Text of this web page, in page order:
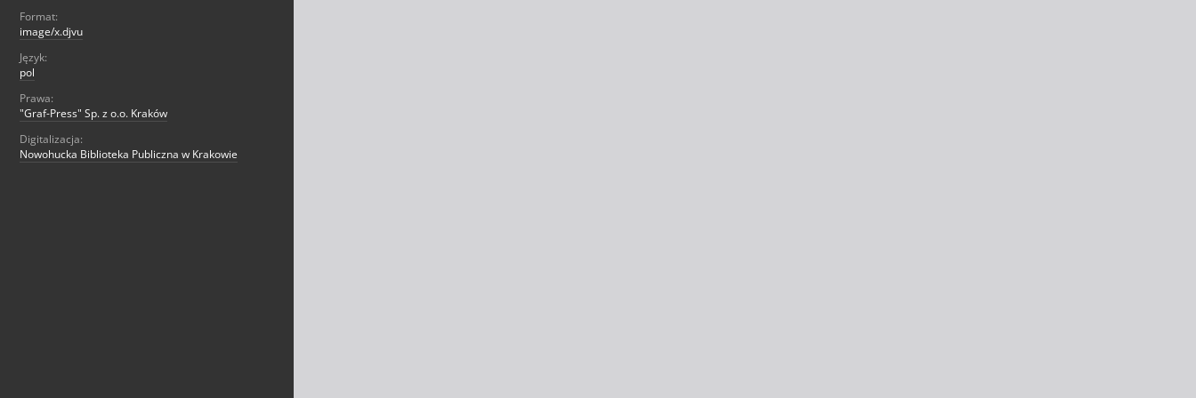
Format:
image/x.djvu
Język:
pol
Prawa:
"Graf-Press" Sp. z o.o. Kraków
Digitalizacja:
Nowohucka Biblioteka Publiczna w Krakowie